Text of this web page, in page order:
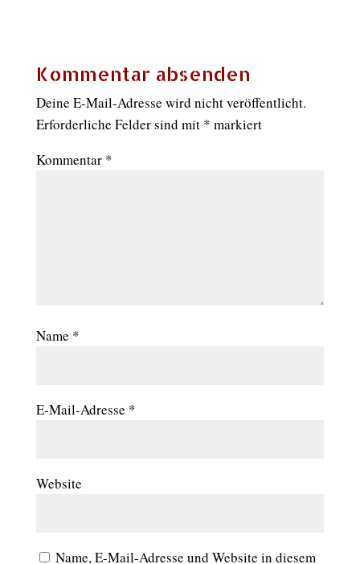
Kommentar absenden
Deine E-Mail-Adresse wird nicht veröffentlicht.
Erforderliche Felder sind mit * markiert
Kommentar *
Name *
E-Mail-Adresse *
Website
Name, E-Mail-Adresse und Website in diesem